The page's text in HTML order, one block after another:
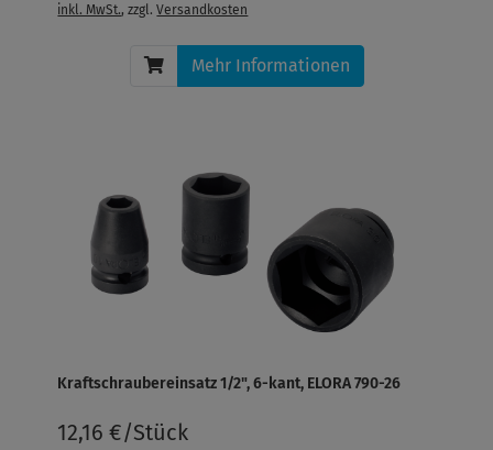
inkl. MwSt., zzgl.Versandkosten
Mehr Informationen
Kraftschraubereinsatz 1/2", 6-kant, ELORA 790-26
12,16 €/Stück